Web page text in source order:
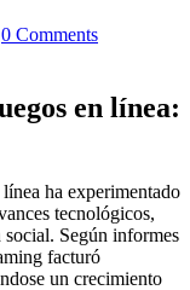
0 Comments
en línea:
ha experimentado
tecnológicos,
Según informes
facturó
un crecimiento